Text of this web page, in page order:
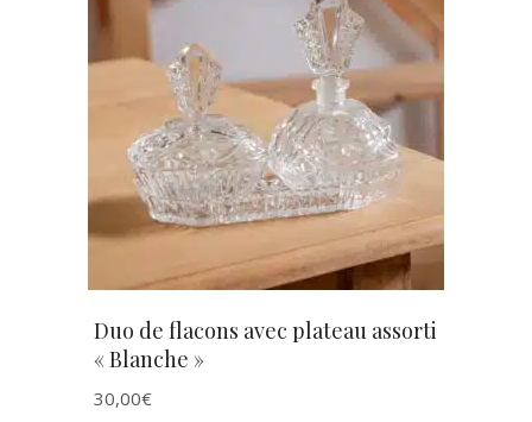
AJOUTER AU PANIER
Duo de flacons avec plateau assorti
« Blanche »
30,00€